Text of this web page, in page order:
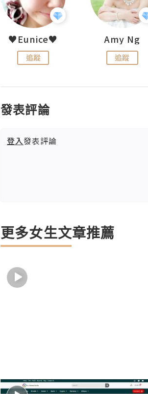
♥Eunice♥
追蹤
Amy Ng
追蹤
發表評論
登入發表評論
更多女生文章推薦